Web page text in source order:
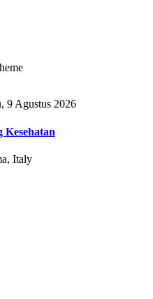
9 Agustus 2026
Italy